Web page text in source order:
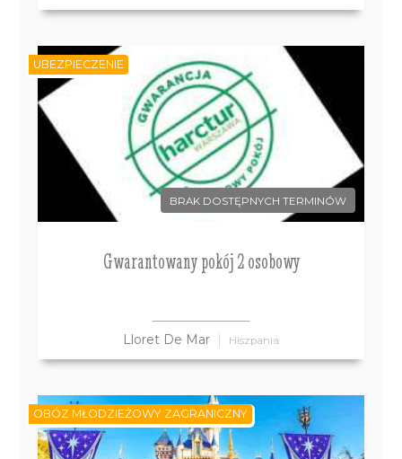
BRAK DOSTĘPNYCH TERMINÓW
Gwarantowany pokój 2 osobowy
Lloret De Mar Hiszpania
UBEZPIECZENIE
OBÓZ MŁODZIEŻOWY ZAGRANICZNY